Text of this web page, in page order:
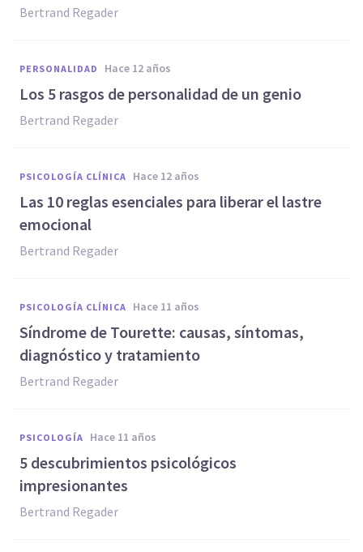
Bertrand Regader
PERSONALIDAD hace 12 años
Los 5 rasgos de personalidad de un genio
Bertrand Regader
PSICOLOGÍA CLÍNICA hace 12 años
Las 10 reglas esenciales para liberar el lastre
emocional
Bertrand Regader
PSICOLOGÍA CLÍNICA hace 11 años
Síndrome de Tourette: causas, síntomas,
diagnóstico y tratamiento
Bertrand Regader
PSICOLOGÍA hace 11 años
5 descubrimientos psicológicos
impresionantes
Bertrand Regader